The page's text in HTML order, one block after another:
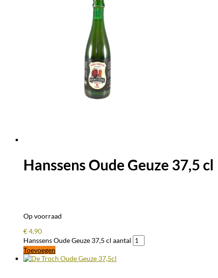
Hanssens Oude Geuze 37,5 cl
Op voorraad
€4,90
Hanssens Oude Geuze 37,5 cl aantal
Toevoegen